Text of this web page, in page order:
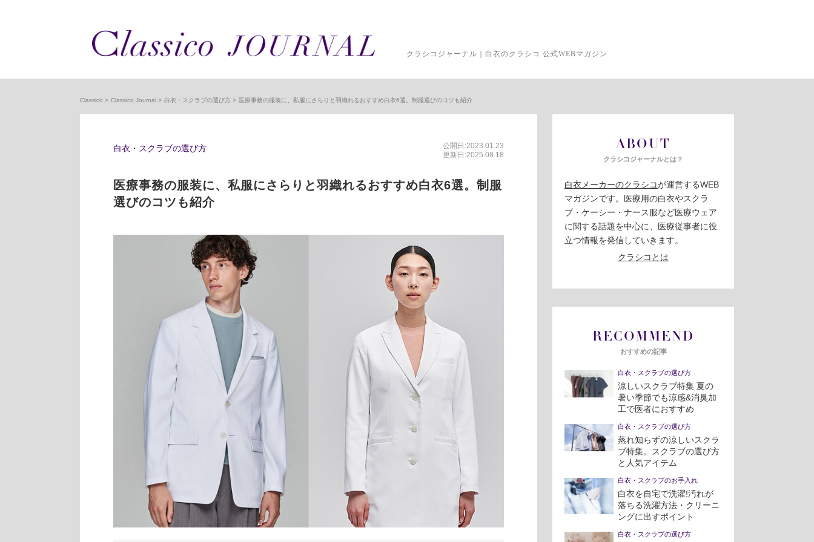
クラシコジャーナル｜白衣のクラシコ 公式WEBマガジン
Classico Classico Journal 白衣・スクラブの選び方 医療事務の服装に、私服にさらりと羽織れるおすすめ白衣6選。制服選びのコツも紹介
白衣・スクラブの選び方
公開日:2023.01.23
更新日:2025.08.18
医療事務の服装に、私服にさらりと羽織れるおすすめ白衣6選。制服
選びのコツも紹介
ABOUT
クラシコジャーナルとは？
白衣メーカーのクラシコが運営するWEB
マガジンです。医療用の白衣やスクラ
ブ・ケーシー・ナース服など医療ウェア
に関する話題を中心に、医療従事者に役
立つ情報を発信していきます。
クラシコとは
RECOMMEND
おすすめの記事
白衣・スクラブの選び方
涼しいスクラブ特集 夏の
暑い季節でも涼感&消臭加
工で医者におすすめ
白衣・スクラブの選び方
蒸れ知らずの涼しいスクラ
ブ特集。スクラブの選び方
と人気アイテム
白衣・スクラブのお手入れ
白衣を自宅で洗濯!汚れが
落ちる洗濯方法・クリーニ
ングに出すポイント
白衣・スクラブの選び方